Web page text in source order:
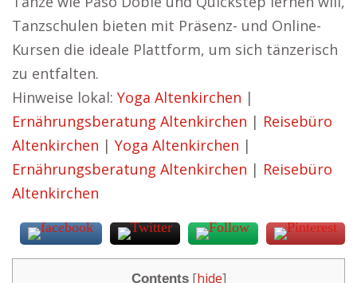
Tanzschulen bieten mit Präsenz- und Online-
Kursen die ideale Plattform, um sich tänzerisch
zu entfalten.
Hinweise lokal: Yoga Altenkirchen |
Ernährungsberatung Altenkirchen | Reisebüro
Altenkirchen | Yoga Altenkirchen |
Ernährungsberatung Altenkirchen | Reisebüro
Altenkirchen
Contents [hide]